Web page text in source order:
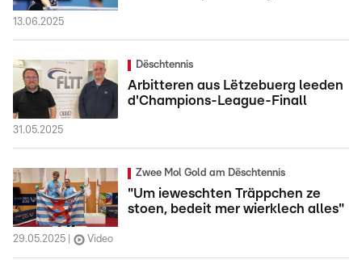
13.06.2025
Dëschtennis
Arbitteren aus Lëtzebuerg leeden
d'Champions-League-Finall
31.05.2025
Zwee Mol Gold am Dëschtennis
"Um ieweschten Träppchen ze
stoen, bedeit mer wierklech alles"
29.05.2025 Video